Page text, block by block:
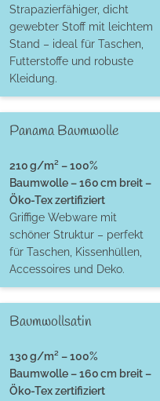
Strapazierfähiger, dicht
gewebter Stoff mit leichtem
Stand – ideal für Taschen,
Futterstoffe und robuste
Kleidung.
Panama Baumwolle
210 g/m² – 100%
Baumwolle – 160 cm breit –
Öko-Tex zertifiziert
Griffige Webware mit
schöner Struktur – perfekt
für Taschen, Kissenhüllen,
Accessoires und Deko.
Baumwollsatin
130 g/m² – 100%
Baumwolle – 160 cm breit –
Öko-Tex zertifiziert